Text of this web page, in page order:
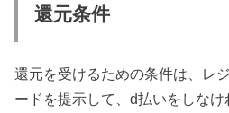
還元条件
還元を受けるための条件は、レ
ードを提示して、d払いをしな